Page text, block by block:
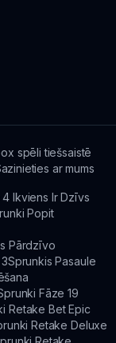
spēli tiešsaistē
ar mums
Ikviens Ir Dzīvs
Popit
Pārdzīvo
Sprunkis Pasaule
Fāze 19
Retake Bet Epic
Retake Deluxe